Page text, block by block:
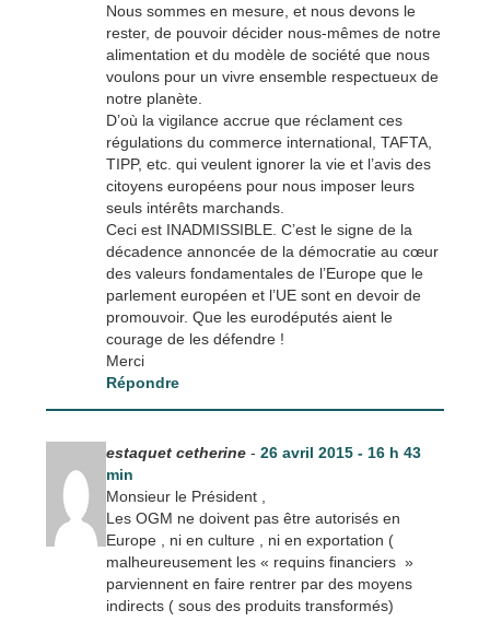
Nous sommes en mesure, et nous devons le
rester, de pouvoir décider nous-mêmes de notre
alimentation et du modèle de société que nous
voulons pour un vivre ensemble respectueux de
notre planète.
D’où la vigilance accrue que réclament ces
régulations du commerce international, TAFTA,
TIPP, etc. qui veulent ignorer la vie et l’avis des
citoyens européens pour nous imposer leurs
seuls intérêts marchands.
Ceci est INADMISSIBLE. C’est le signe de la
décadence annoncée de la démocratie au cœur
des valeurs fondamentales de l’Europe que le
parlement européen et l’UE sont en devoir de
promouvoir. Que les eurodéputés aient le
courage de les défendre !
Merci
Répondre
estaquet cetherine- 26 avril 2015 - 16 h 43
min
Monsieur le Président ,
Les OGM ne doivent pas être autorisés en
Europe , ni en culture , ni en exportation (
malheureusement les « requins financiers »
parviennent en faire rentrer par des moyens
indirects ( sous des produits transformés)